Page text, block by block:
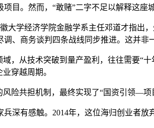
。然而，“敢赌”二字不足以解释这座城
学经济学院金融学系主任邓道才指出
、商务谈判四条战线同步推进。这并非
从技术突破到量产盈利，往往需要“十
穿越周期。
险共担机制，最终实现了“国资引领—
有感触。2014年，这位海归创业者放